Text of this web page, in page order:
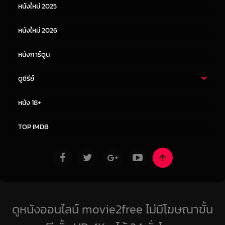
หนังจีน
หนังใหม่ 2025
หนังใหม่ 2026
หนังการ์ตูน
ดูซีรีย์
หนัง 18+
TOP IMDB
ดูหนังออนไลน์ movie2free ไม่มีโฆษณาขั้น